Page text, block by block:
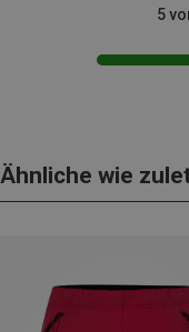
5
Ähnliche wie